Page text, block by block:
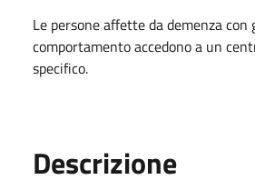
Le persone affette da demenza
comportamento accedono a un
specifico.
Descrizione